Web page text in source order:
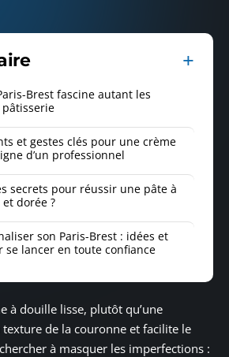
Brest fascine autant les
et gestes clés pour une crème
d’un professionnel
secrets pour réussir une pâte à
dorée ?
son Paris-Brest : idées et
se lancer en toute confiance
à douille lisse, plutôt qu’une
de la couronne et facilite le
à masquer les imperfections :